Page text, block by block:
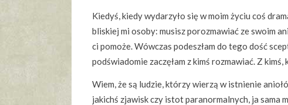
Kiedyś, kiedy wydarzyło się w moim życiu coś
bliskiej mi osoby: musisz porozmawiać ze swoim
ci pomoże. Wówczas podeszłam do tego dość
podświadomie zaczęłam z kimś rozmawiać. Z
Wiem, że są ludzie, którzy wierzą w istnienie
jakichś zjawisk czy istot paranormalnych, ja sama